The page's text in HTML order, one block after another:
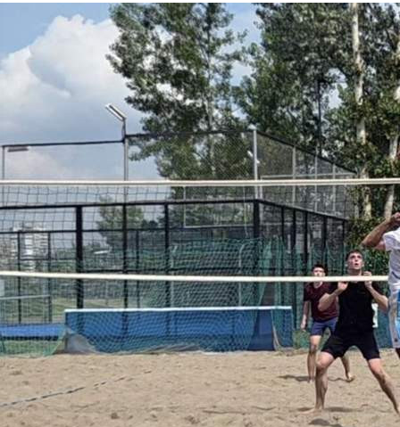
В Центральном районе
Красноярска прошёл
юбилейный турнир по
пляжному волейболу
Спорт
15.06.2026 12:40281